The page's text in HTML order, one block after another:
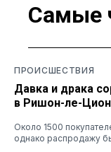
Самые
ПРОИСШЕСТВИЯ
Давка и драка
в Ришон-ле-
Около 1500
однако распродажу